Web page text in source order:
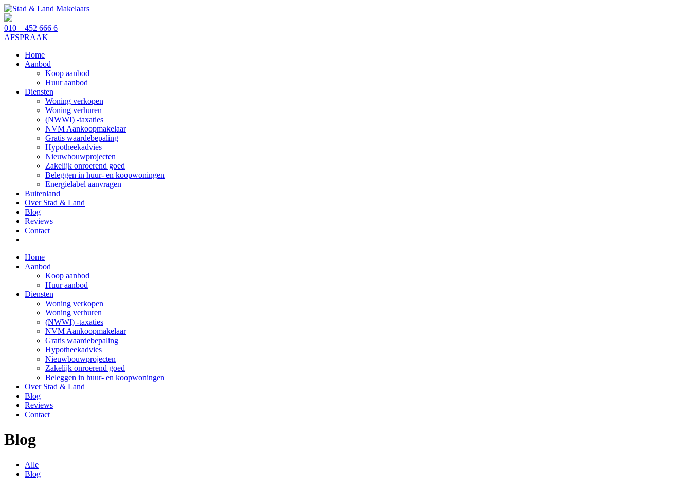
010 – 452 666 6
AFSPRAAK
Home
Aanbod
Koop aanbod
Huur aanbod
Diensten
Woning verkopen
Woning verhuren
(NWWI) -taxaties
NVM Aankoopmakelaar
Gratis waardebepaling
Hypotheekadvies
Nieuwbouwprojecten
Zakelijk onroerend goed
Beleggen in huur- en koopwoningen
Energielabel aanvragen
Buitenland
Over Stad & Land
Blog
Reviews
Contact
Home
Aanbod
Koop aanbod
Huur aanbod
Diensten
Woning verkopen
Woning verhuren
(NWWI) -taxaties
NVM Aankoopmakelaar
Gratis waardebepaling
Hypotheekadvies
Nieuwbouwprojecten
Zakelijk onroerend goed
Beleggen in huur- en koopwoningen
Over Stad & Land
Blog
Reviews
Contact
Blog
Alle
Blog